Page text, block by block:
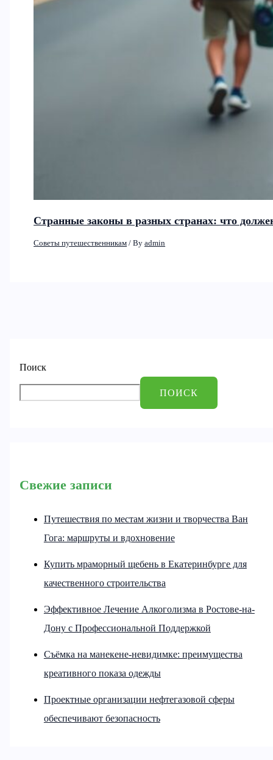
Поиск
ПОИСК
Свежие записи
Путешествия по местам жизни и творчества Ван
Гога: маршруты и вдохновение
Купить мраморный щебень в Екатеринбурге для
качественного строительства
Эффективное Лечение Алкоголизма в Ростове-на-
Дону с Профессиональной Поддержкой
Съёмка на манекене-невидимке: преимущества
креативного показа одежды
Проектные организации нефтегазовой сферы
обеспечивают безопасность
Странные законы в разных странах: что
Советы путешественникам / Byadmin